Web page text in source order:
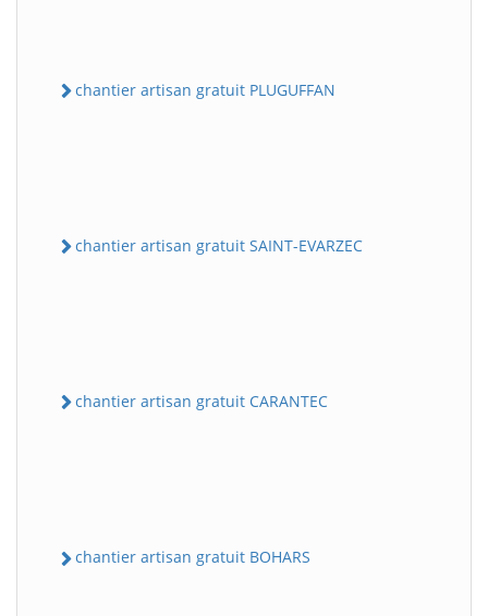
chantier artisan gratuit PLUGUFFAN
chantier artisan gratuit SAINT-EVARZEC
chantier artisan gratuit CARANTEC
chantier artisan gratuit BOHARS